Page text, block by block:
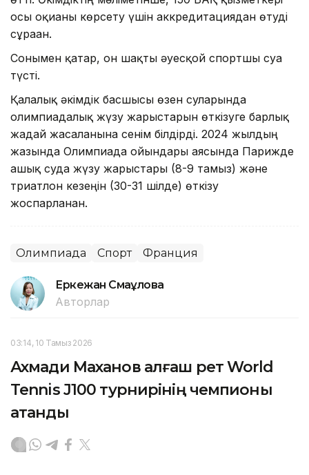
осы оқиғаны көрсету үшін аккредитациядан өтуді
сұраған.
Сонымен қатар, он шақты әуесқой спортшы суға
түсті.
Қалалық әкімдік басшысы өзен суларында
олимпиадалық жүзу жарыстарын өткізуге барлық
жағдай жасалғанына сенім білдірді. 2024 жылдың
жазында Олимпиада ойындары аясында Парижде
ашық суда жүзу жарыстары (8-9 тамыз) және
триатлон кезеңін (30-31 шілде) өткізу
жоспарланған.
Олимпиада Спорт Франция
Еркежан Смағұлова
Авторлар
03:14, 10 Тамыз 2026
Ахмади Маханов алғаш рет World
Tennis J100 турнирінің чемпионы
атанды